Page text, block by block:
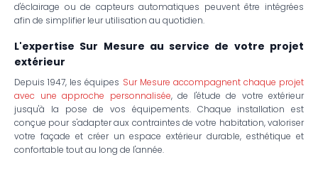
d'éclairage ou de capteurs automatiques peuvent être intégrées
afin de simplifier leur utilisation au quotidien.
L'expertise Sur Mesure au service de votre projet
extérieur
Depuis 1947, les équipes Sur Mesure accompagnent chaque projet
avec une approche personnalisée, de l'étude de votre extérieur
jusqu'à la pose de vos équipements. Chaque installation est
conçue pour s'adapter aux contraintes de votre habitation, valoriser
votre façade et créer un espace extérieur durable, esthétique et
confortable tout au long de l'année.